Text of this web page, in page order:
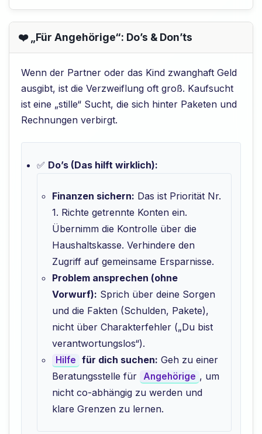
❤️ „Für Angehörige“: Do’s & Don’ts
Wenn der Partner oder das Kind zwanghaft Geld
ausgibt, ist die Verzweiflung oft groß. Kaufsucht
ist eine „stille“ Sucht, die sich hinter Paketen und
Rechnungen verbirgt.
✅ Do’s (Das hilft wirklich):
Finanzen sichern: Das ist Priorität Nr.
1. Richte getrennte Konten ein.
Übernimm die Kontrolle über die
Haushaltskasse. Verhindere den
Zugriff auf gemeinsame Ersparnisse.
Problem ansprechen (ohne
Vorwurf): Sprich über deine Sorgen
und die Fakten (Schulden, Pakete),
nicht über Charakterfehler („Du bist
verantwortungslos“).
Hilfe für dich suchen: Geh zu einer
Beratungsstelle für
Angehörige , um
nicht co-abhängig zu werden und
klare Grenzen zu lernen.